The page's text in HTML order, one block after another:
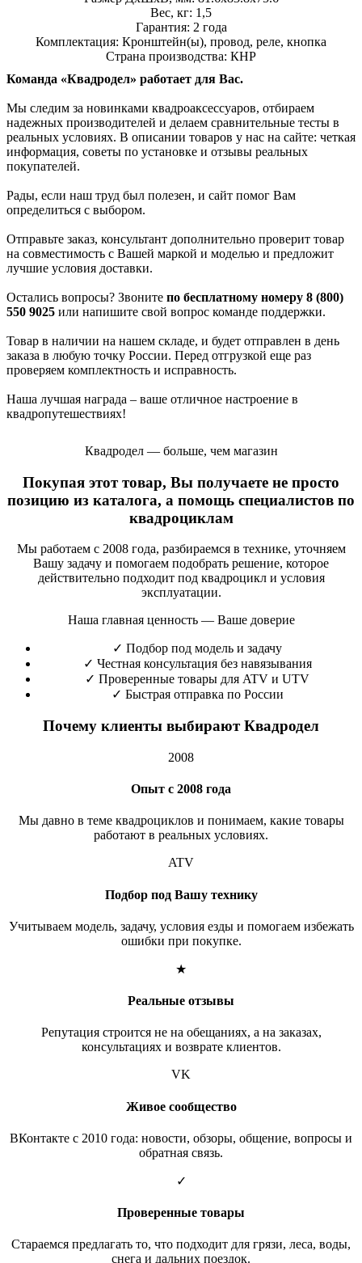
Вес, кг: 1,5
Гарантия: 2 года
Комплектация: Кронштейн(ы), провод, реле, кнопка
Страна производства: КНР
Команда «Квадродел» работает для Вас.
Мы следим за новинками квадроаксессуаров, отбираем
надежных производителей и делаем сравнительные тесты в
реальных условиях. В описании товаров у нас на сайте: четкая
информация, советы по установке и отзывы реальных
покупателей.
Рады, если наш труд был полезен, и сайт помог Вам
определиться с выбором.
Отправьте заказ, консультант дополнительно проверит товар
на совместимость с Вашей маркой и моделью и предложит
лучшие условия доставки.
Остались вопросы? Звоните по бесплатному номеру 8 (800)
550 9025 или напишите свой вопрос команде поддержки.
Товар в наличии на нашем складе, и будет отправлен в день
заказа в любую точку России. Перед отгрузкой еще раз
проверяем комплектность и исправность.
Наша лучшая награда – ваше отличное настроение в
квадропутешествиях!
Квадродел — больше, чем магазин
Покупая этот товар, Вы получаете не просто
позицию из каталога, а помощь специалистов по
квадроциклам
Мы работаем с 2008 года, разбираемся в технике, уточняем
Вашу задачу и помогаем подобрать решение, которое
действительно подходит под квадроцикл и условия
эксплуатации.
Наша главная ценность — Ваше доверие
✓ Подбор под модель и задачу
✓ Честная консультация без навязывания
✓ Проверенные товары для ATV и UTV
✓ Быстрая отправка по России
Почему клиенты выбирают Квадродел
2008
Опыт с 2008 года
Мы давно в теме квадроциклов и понимаем, какие товары
работают в реальных условиях.
ATV
Подбор под Вашу технику
Учитываем модель, задачу, условия езды и помогаем избежать
ошибки при покупке.
★
Реальные отзывы
Репутация строится не на обещаниях, а на заказах,
консультациях и возврате клиентов.
VK
Живое сообщество
ВКонтакте с 2010 года: новости, обзоры, общение, вопросы и
обратная связь.
✓
Проверенные товары
Стараемся предлагать то, что подходит для грязи, леса, воды,
снега и дальних поездок.